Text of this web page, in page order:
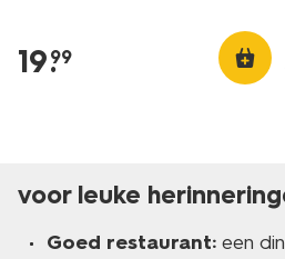
19.
99
voor leuke
Goed restaurant: een